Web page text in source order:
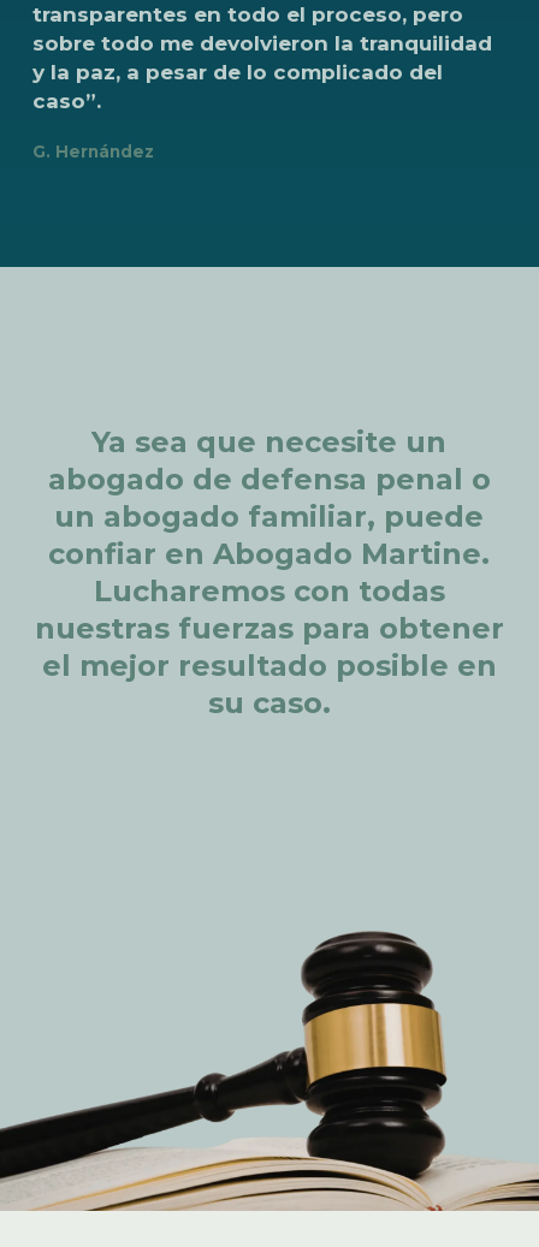
transparentes en todo el proceso, pero
sobre todo me devolvieron la tranquilidad
y la paz, a pesar de lo complicado del
caso”.
G. Hernández
Ya sea que necesite un
abogado de defensa penal o
un abogado familiar, puede
confiar en Abogado Martine.
Lucharemos con todas
nuestras fuerzas para obtener
el mejor resultado posible en
su caso.